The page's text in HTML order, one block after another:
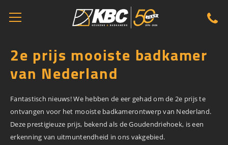
2e prijs mooiste badkamer
van Nederland
Fantastisch nieuws! We hebben de eer gehad om de 2e prijs te
ontvangen voor het mooiste badkamerontwerp van Nederland.
Deze prestigieuze prijs, bekend als de Goudendriehoek, is een
erkenning van uitmuntendheid in ons vakgebied.